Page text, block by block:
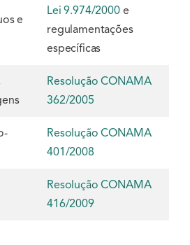
e
Lei 9.974/2000e
regulamentações
específicas
Resolução CONAMA
362/2005
Resolução CONAMA
401/2008
Resolução CONAMA
416/2009